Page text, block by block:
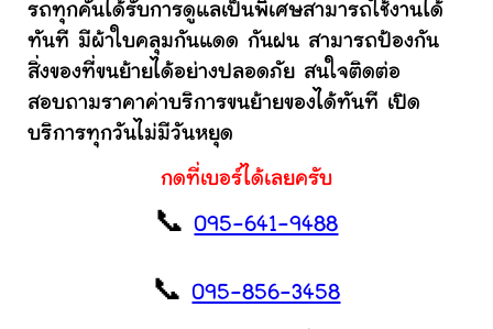
รถทุกคันได้รับการดูแลเป็นพิเศษสามารถใช้งานได้
ทันที มีผ้าใบคลุมกันแดด กันฝน สามารถป้องกัน
สิ่งของที่ขนย้ายได้อย่างปลอดภัย สนใจติดต่อ
สอบถามราคาค่าบริการขนย้ายของได้ทันที เปิด
บริการทุกวันไม่มีวันหยุด
กดที่เบอร์ได้เลยครับ
📞095-641-9488
📞095-856-3458